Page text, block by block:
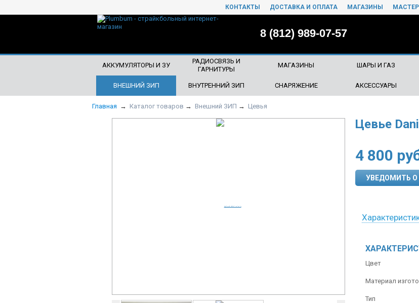
КОНТАКТЫ ДОСТАВКА И ОПЛАТА МАГАЗИНЫ
8 (812) 989-07-57
АККУМУЛЯТОРЫ И ЗУ
РАДИОСВЯЗЬ И
ГАРНИТУРЫ
МАГАЗИНЫ ШАРЫ И ГАЗ
ВНЕШНИЙ ЗИП ВНУТРЕННИЙ ЗИП СНАРЯЖЕНИЕ АКСЕССУАРЫ
Главная → Каталог товаров → Внешний ЗИП → Цевья
Цевье
4 800
УВЕДОМИТЬ О
Цвет
Материал
Тип
ЧТО БУДЕМ ИСКАТЬ?